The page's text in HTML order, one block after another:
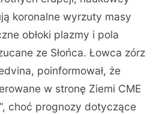
koronalne wyrzuty masy
obłoki plazmy i pola
ze Słońca. Łowca zórz
poinformował, że
w stronę Ziemi CME
choć prognozy dotyczące